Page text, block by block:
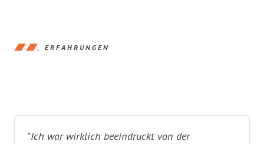
ERFAHRUNGEN
"Ich war wirklich beeindruckt von der